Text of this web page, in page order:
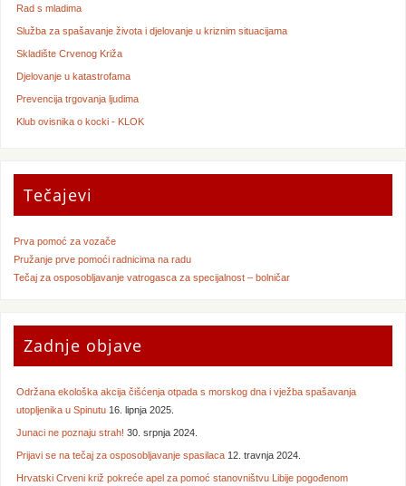
Rad s mladima
Služba za spašavanje života i djelovanje u kriznim situacijama
Skladište Crvenog Križa
Djelovanje u katastrofama
Prevencija trgovanja ljudima
Klub ovisnika o kocki - KLOK
Tečajevi
Prva pomoć za vozače
Pružanje prve pomoći radnicima na radu
Tečaj za osposobljavanje vatrogasca za specijalnost – bolničar
Zadnje objave
Održana ekološka akcija čišćenja otpada s morskog dna i vježba spašavanja
utopljenika u Spinutu 16. lipnja 2025.
Junaci ne poznaju strah! 30. srpnja 2024.
Prijavi se na tečaj za osposobljavanje spasilaca 12. travnja 2024.
Hrvatski Crveni križ pokreće apel za pomoć stanovništvu Libije pogođenom